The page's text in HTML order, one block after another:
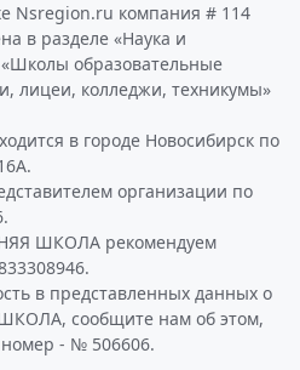
Nsregion.ru компания # 114
в разделе «Наука и
образовательные
лицеи, колледжи, техникумы»
в городе Новосибирск по
организации по
ШКОЛА рекомендуем
в представленных данных о
сообщите нам об этом,
- № 506606.